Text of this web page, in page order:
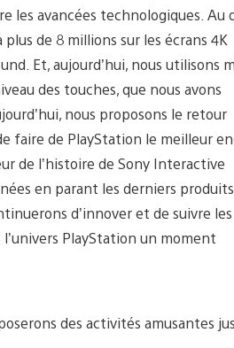
les avancées technologiques. Au
de 8 millions sur les écrans 4K
Et, aujourd’hui, nous utilisons
des touches, que nous avons
nous proposons le retour
faire de PlayStation le meilleur
de l’histoire de Sony Interactive
en parant les derniers
d’innover et de suivre les
PlayStation un moment
des activités amusantes